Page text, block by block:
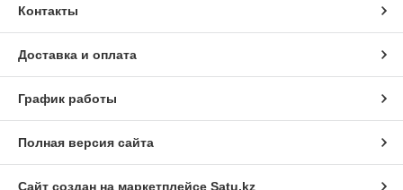
Контакты
Доставка и оплата
График работы
Полная версия сайта
Сайт создан на маркетплейсе Satu.kz